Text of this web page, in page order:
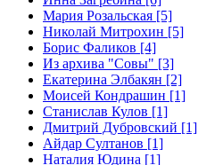
Мария Розальская [5]
Николай Митрохин [5]
Борис Фаликов [4]
Из архива "Совы" [3]
Екатерина Элбакян [2]
Моисей Кондрашин [1]
Станислав Кулов [1]
Дмитрий Дубровский [1]
Айдар Султанов [1]
Наталия Юдина [1]